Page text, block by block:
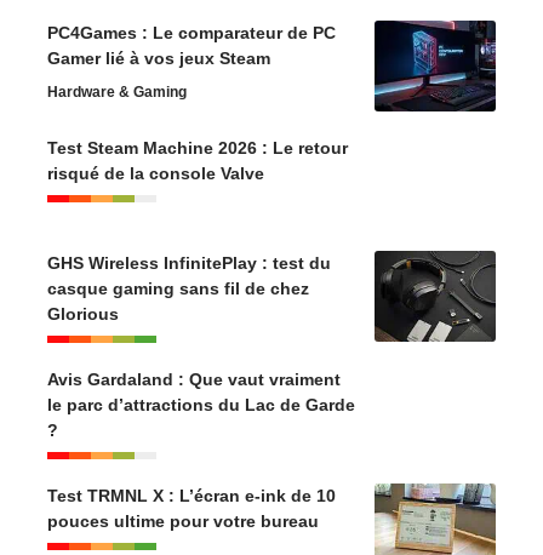
PC4Games : Le comparateur de PC
Gamer lié à vos jeux Steam
Hardware & Gaming
Test Steam Machine 2026 : Le retour
risqué de la console Valve
GHS Wireless InfinitePlay : test du
casque gaming sans fil de chez
Glorious
Avis Gardaland : Que vaut vraiment
le parc d’attractions du Lac de Garde
?
Test TRMNL X : L’écran e-ink de 10
pouces ultime pour votre bureau